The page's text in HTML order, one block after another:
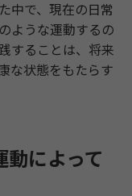
中で、現在の日常
ような運動するの
することは、将来
な状態をもたらす
によって